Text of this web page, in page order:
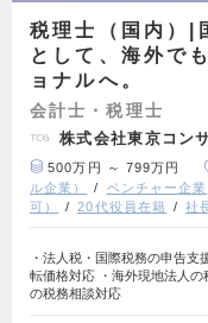
税理士（国内）|
として、海外で
ョナルへ。
会計士・税理士
株式会社東京コン
500万円 ～ 799万円
ル企業）
ベンチャー企業
可）
20代役員在籍 社
・法人税・国際税務の申告支
転価格対応 ・海外現地法人
の税務相談対応